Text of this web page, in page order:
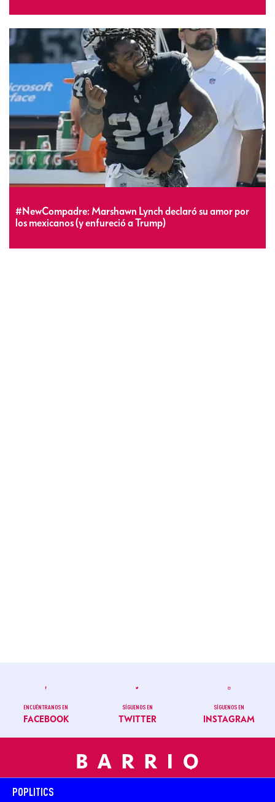
#NewCompadre: Marshawn Lynch declaró su amor por
los mexicanos (y enfureció a Trump)
ENCUÉNTRANOS EN
FACEBOOK
SÍGUENOS EN
TWITTER
SÍGUENOS EN
INSTAGRAM
POPLITICS